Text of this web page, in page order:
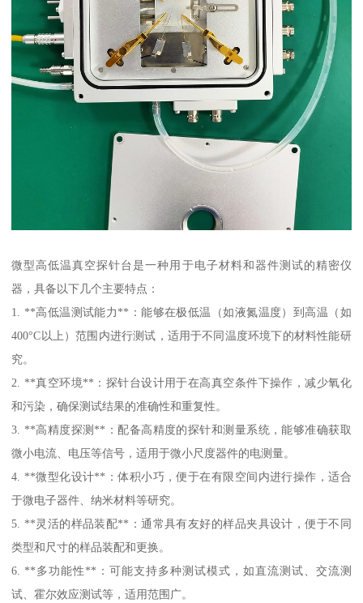
微型高低温真空探针台是一种用于电子材料和器件测试的精密仪
器，具备以下几个主要特点：
1. **高低温测试能力**：能够在极低温（如液氮温度）到高温（如
400°C以上）范围内进行测试，适用于不同温度环境下的材料性能研
究。
2. **真空环境**：探针台设计用于在高真空条件下操作，减少氧化
和污染，确保测试结果的准确性和重复性。
3. **高精度探测**：配备高精度的探针和测量系统，能够准确获取
微小电流、电压等信号，适用于微小尺度器件的电测量。
4. **微型化设计**：体积小巧，便于在有限空间内进行操作，适合
于微电子器件、纳米材料等研究。
5. **灵活的样品装配**：通常具有友好的样品夹具设计，便于不同
类型和尺寸的样品装配和更换。
6. **多功能性**：可能支持多种测试模式，如直流测试、交流测
试、霍尔效应测试等，适用范围广。